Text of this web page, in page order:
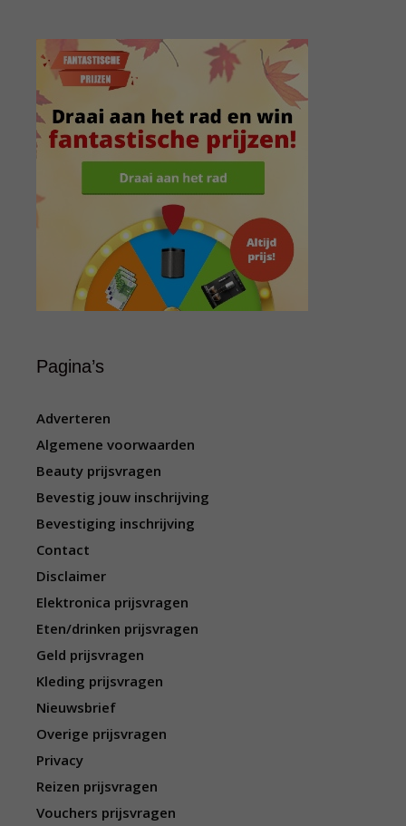
Pagina’s
Adverteren
Algemene voorwaarden
Beauty prijsvragen
Bevestig jouw inschrijving
Bevestiging inschrijving
Contact
Disclaimer
Elektronica prijsvragen
Eten/drinken prijsvragen
Geld prijsvragen
Kleding prijsvragen
Nieuwsbrief
Overige prijsvragen
Privacy
Reizen prijsvragen
Vouchers prijsvragen